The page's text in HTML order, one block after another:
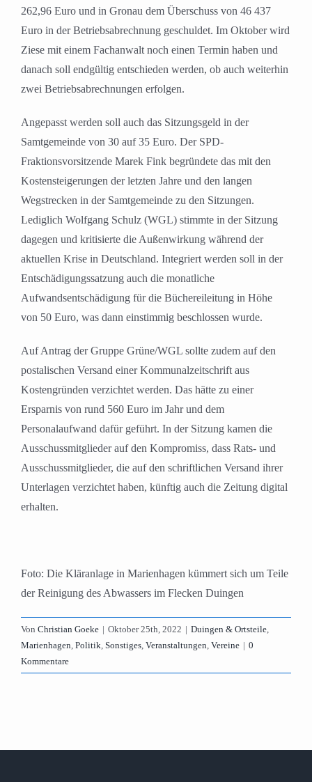
262,96 Euro und in Gronau dem Überschuss von 46 437
Euro in der Betriebsabrechnung geschuldet. Im Oktober wird
Ziese mit einem Fachanwalt noch einen Termin haben und
danach soll endgültig entschieden werden, ob auch weiterhin
zwei Betriebsabrechnungen erfolgen.
Angepasst werden soll auch das Sitzungsgeld in der
Samtgemeinde von 30 auf 35 Euro. Der SPD-
Fraktionsvorsitzende Marek Fink begründete das mit den
Kostensteigerungen der letzten Jahre und den langen
Wegstrecken in der Samtgemeinde zu den Sitzungen.
Lediglich Wolfgang Schulz (WGL) stimmte in der Sitzung
dagegen und kritisierte die Außenwirkung während der
aktuellen Krise in Deutschland. Integriert werden soll in der
Entschädigungssatzung auch die monatliche
Aufwandsentschädigung für die Büchereileitung in Höhe
von 50 Euro, was dann einstimmig beschlossen wurde.
Auf Antrag der Gruppe Grüne/WGL sollte zudem auf den
postalischen Versand einer Kommunalzeitschrift aus
Kostengründen verzichtet werden. Das hätte zu einer
Ersparnis von rund 560 Euro im Jahr und dem
Personalaufwand dafür geführt. In der Sitzung kamen die
Ausschussmitglieder auf den Kompromiss, dass Rats- und
Ausschussmitglieder, die auf den schriftlichen Versand ihrer
Unterlagen verzichtet haben, künftig auch die Zeitung digital
erhalten.
Foto: Die Kläranlage in Marienhagen kümmert sich um Teile
der Reinigung des Abwassers im Flecken Duingen
Von Christian Goeke | Oktober 25th, 2022 | Duingen & Ortsteile,
Marienhagen, Politik, Sonstiges, Veranstaltungen, Vereine | 0
Kommentare